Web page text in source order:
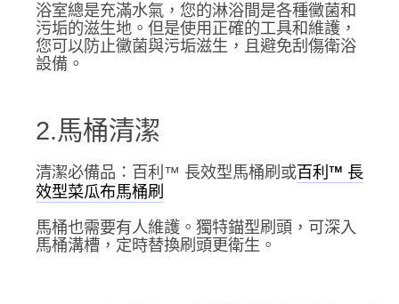
浴室總是充滿水氣，您的淋浴間是各種黴菌和
污垢的滋生地。但是使用正確的工具和維護，
您可以防止黴菌與污垢滋生，且避免刮傷衛浴
設備。
2.馬桶清潔
清潔必備品：百利™ 長效型馬桶刷或百利™ 長
效型菜瓜布馬桶刷
馬桶也需要有人維護。獨特錨型刷頭，可深入
馬桶溝槽，定時替換刷頭更衛生。